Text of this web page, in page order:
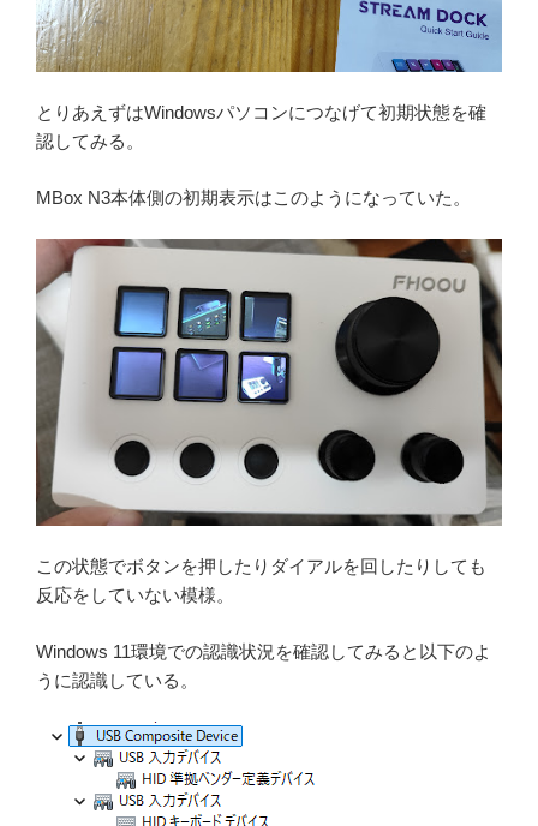
とりあえずはWindowsパソコンにつなげて初期状態を確
認してみる。
MBox N3本体側の初期表示はこのようになっていた。
この状態でボタンを押したりダイアルを回したりしても
反応をしていない模様。
Windows 11環境での認識状況を確認してみると以下のよ
うに認識している。